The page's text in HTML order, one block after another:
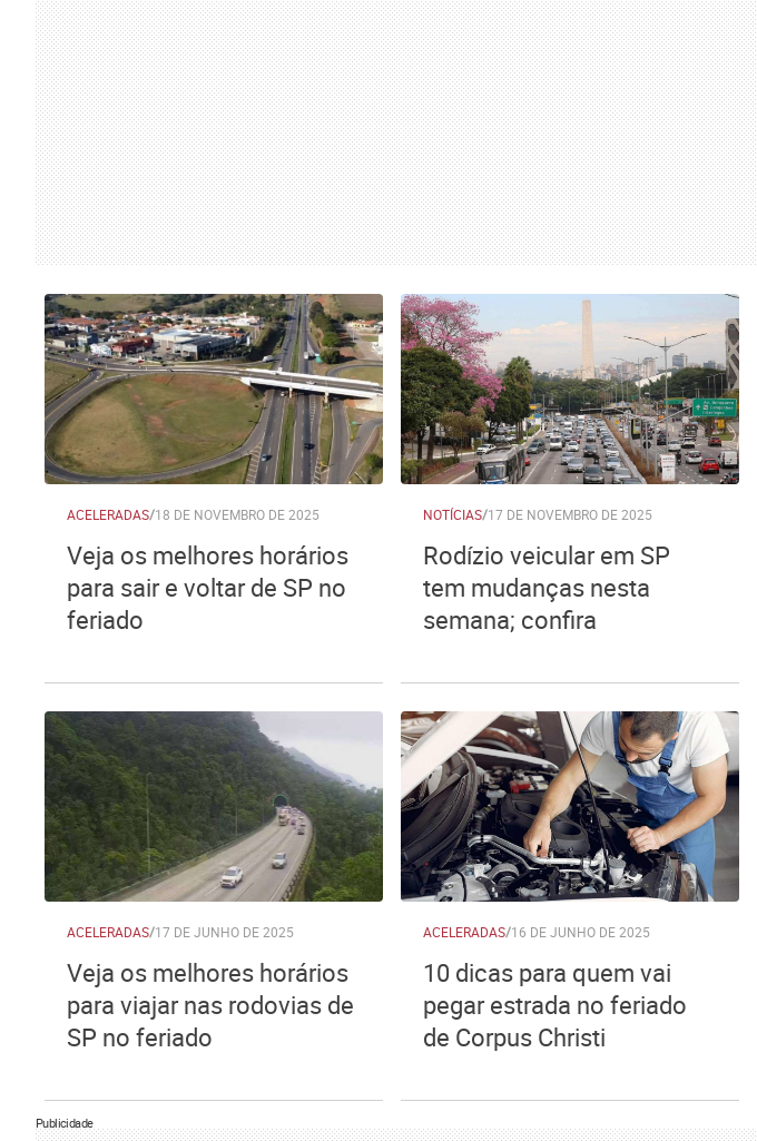
ACELERADAS/18 DE NOVEMBRO DE 2025
Veja os melhores horários
para sair e voltar de SP no
feriado
NOTÍCIAS/17 DE NOVEMBRO DE 2025
Rodízio veicular em SP
tem mudanças nesta
semana; confira
ACELERADAS/17 DE JUNHO DE 2025
Veja os melhores horários
para viajar nas rodovias de
SP no feriado
ACELERADAS/16 DE JUNHO DE 2025
10 dicas para quem vai
pegar estrada no feriado
de Corpus Christi
Publicidade